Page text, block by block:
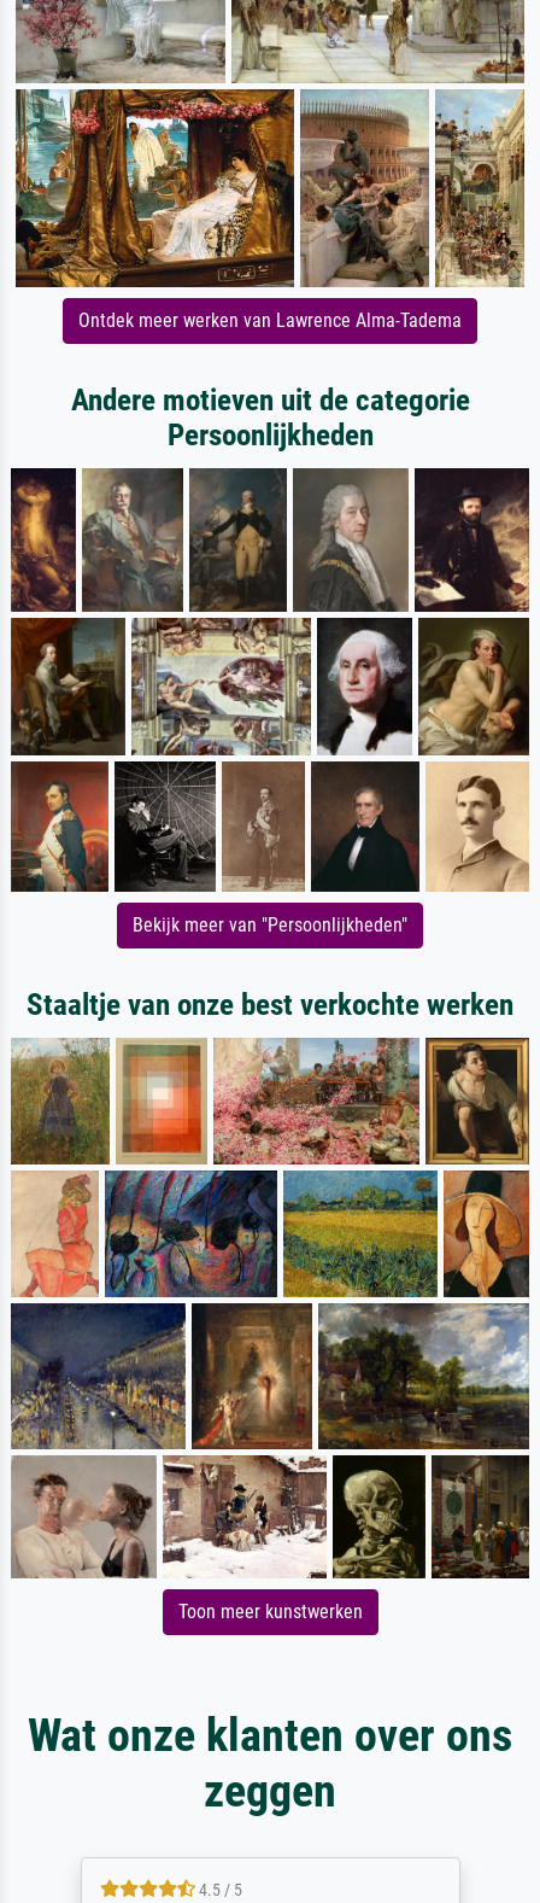
Ontdek meer werken van Lawrence Alma-Tadema
Andere motieven uit de categorie
Persoonlijkheden
Bekijk meer van "Persoonlijkheden"
Staaltje van onze best verkochte werken
Toon meer kunstwerken
Wat onze klanten over ons
zeggen
4.5 / 5